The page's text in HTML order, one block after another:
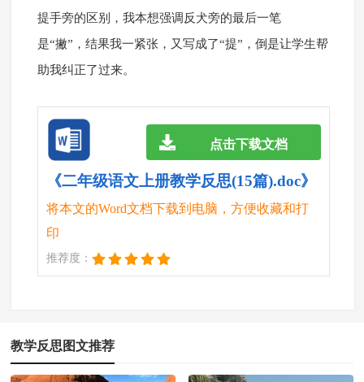
提手旁的区别，我本想强调反犬旁的最后一笔
是“撇”，结果我一紧张，又写成了“提”，倒是让学生帮
助我纠正了过来。
《二年级语文上册教学反思(15篇).doc》
将本文的Word文档下载到电脑，方便收藏和打
印
推荐度：
点击下载文档
教学反思图文推荐